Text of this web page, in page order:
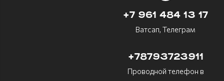
+7 961 484 13 17
Ватсап, Телеграм
+78793723911
Проводной телефон в